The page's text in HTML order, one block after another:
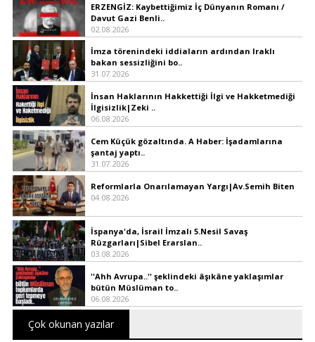
ERZENGİZ: Kaybettiğimiz İç Dünyanın Romanı /
Davut Gazi Benli..
02.08.2026
İmza törenindeki iddiaların ardından Iraklı
bakan sessizliğini bo..
31.07.2026
İnsan Haklarının Hakkettiği İlgi ve Hakketmediği
İlgisizlik|Zeki ..
06.08.2026
Cem Küçük gözaltında. A Haber: İşadamlarına
şantaj yaptı..
31.07.2026
Reformlarla Onarılamayan Yargı|Av.Semih Biten
04.08.2026
İspanya'da, İsrail İmzalı 5.Nesil Savaş
Rüzgarları|Sibel Erarslan..
03.08.2026
''Ahh Avrupa..'' şeklindeki âşıkâne yaklaşımlar
bütün Müslüman to..
06.08.2026
Çok okunan yazılar